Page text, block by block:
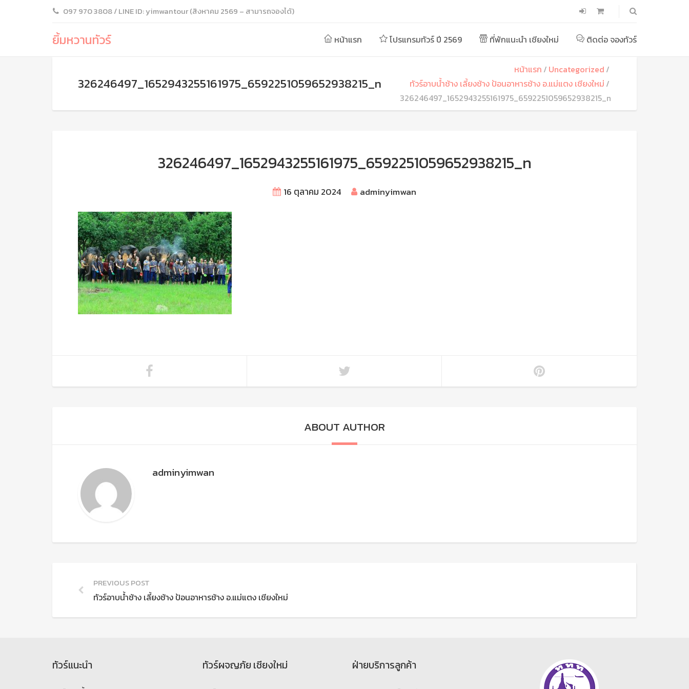
097 970 3808 / LINE ID: yimwantour (สิงหาคม 2569 – สามารถจองได้)
ยิ้มหวานทัวร์ หน้าแรก โปรแกรมทัวร์ ปี 2569 ที่พักแนะนำ เชียงใหม่ ติดต่อ จองทัวร์
326246497_1652943255161975_6592251059652938215_n
หน้าแรก
Uncategorized
ทัวร์อาบน้ำช้าง เลี้ยงช้าง ป้อนอาหารช้าง อ.แม่แตง เชียงใหม่
326246497_1652943255161975_6592251059652938215_n
326246497_1652943255161975_6592251059652938215_n
16 ตุลาคม 2024 adminyimwan
ABOUT AUTHOR
adminyimwan
PREVIOUS POST
ทัวร์อาบน้ำช้าง เลี้ยงช้าง ป้อนอาหารช้าง อ.แม่แตง เชียงใหม่
ทัวร์แนะนำ ทัวร์ผจญภัย เชียงใหม่ ฝ่ายบริการลูกค้า